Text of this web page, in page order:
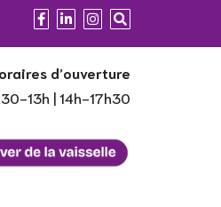
d’ouverture
13h | 14h-17h30